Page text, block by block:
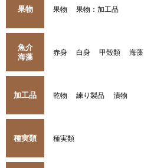
果物 果物 果物：加工品
魚介
海藻
赤身 白身 甲殻類 海藻
加工品 乾物 練り製品 漬物
種実類 種実類